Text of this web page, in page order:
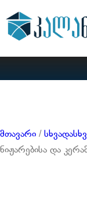
მთავარი /
ნიჟარებისა და